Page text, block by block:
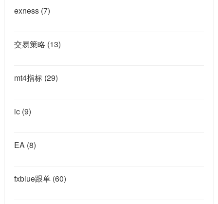
exness (7)
交易策略 (13)
mt4指标 (29)
ic (9)
EA (8)
fxblue跟单 (60)